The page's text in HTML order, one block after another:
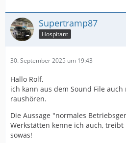
Supertramp87
Hospitant
30. September 2025 um 19:43
Hallo Rolf,
ich kann aus dem Sound File
raushören.
Die Aussage "normales
Werkstätten kenne ich auch,
sowas!